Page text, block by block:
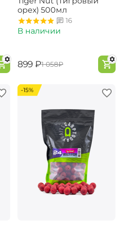
орех) 500мл
16
В наличии
‍899‍ ₽‍1 058‍₽
-15%